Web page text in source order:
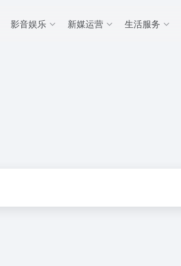
影音娱乐 新媒运营 生活服务